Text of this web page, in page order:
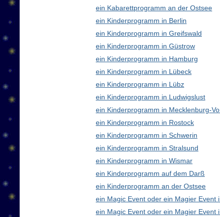
ein Kabarettprogramm an der Ostsee
ein Kinderprogramm in Berlin
ein Kinderprogramm in Greifswald
ein Kinderprogramm in Güstrow
ein Kinderprogramm in Hamburg
ein Kinderprogramm in Lübeck
ein Kinderprogramm in Lübz
ein Kinderprogramm in Ludwigslust
ein Kinderprogramm in Mecklenburg-
ein Kinderprogramm in Rostock
ein Kinderprogramm in Schwerin
ein Kinderprogramm in Stralsund
ein Kinderprogramm in Wismar
ein Kinderprogramm auf dem Darß
ein Kinderprogramm an der Ostsee
ein Magic Event oder ein Magier Event
ein Magic Event oder ein Magier Event